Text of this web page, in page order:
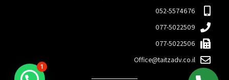
052-5574676
077-5022509
077-5022506
Office@taitzadv.co.il
1